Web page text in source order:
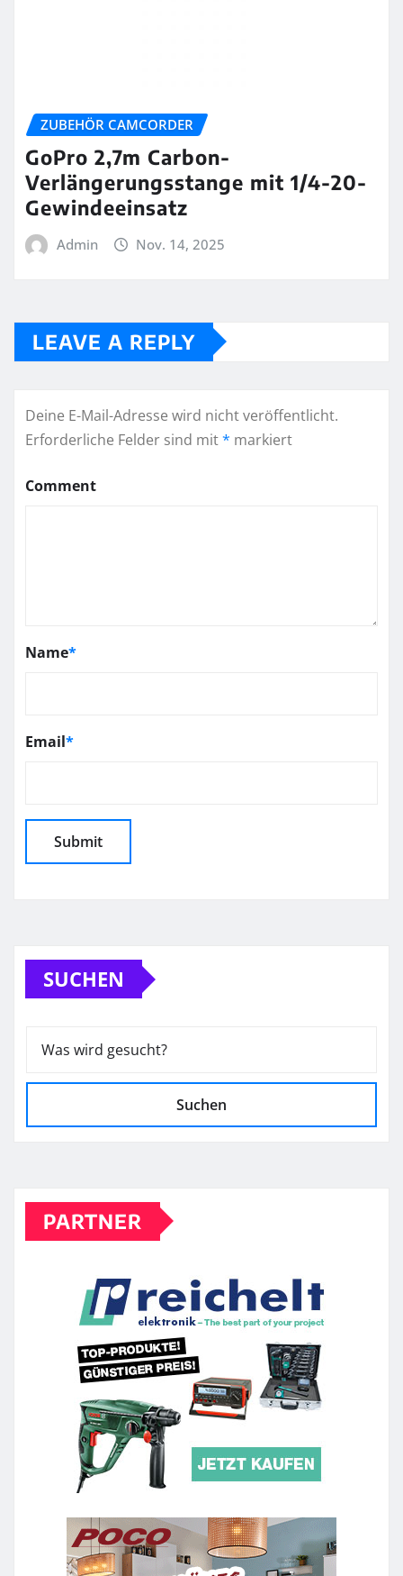
ZUBEHÖR CAMCORDER
GoPro 2,7m Carbon-
Verlängerungsstange mit 1/4-20-
Gewindeeinsatz
Admin Nov. 14, 2025
LEAVE A REPLY
Deine E-Mail-Adresse wird nicht veröffentlicht.
Erforderliche Felder sind mit* markiert
Comment
Name*
Email*
SUCHEN
Suchen
PARTNER